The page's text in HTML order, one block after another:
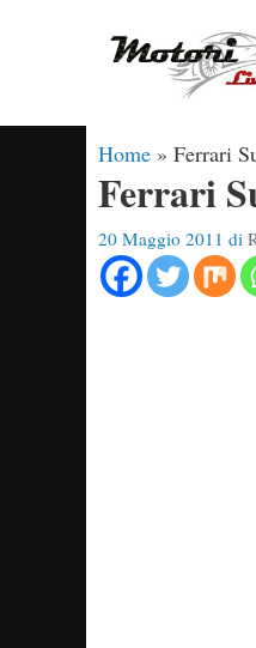
Home » Ferrari
Ferrari
20 Maggio 2011 di